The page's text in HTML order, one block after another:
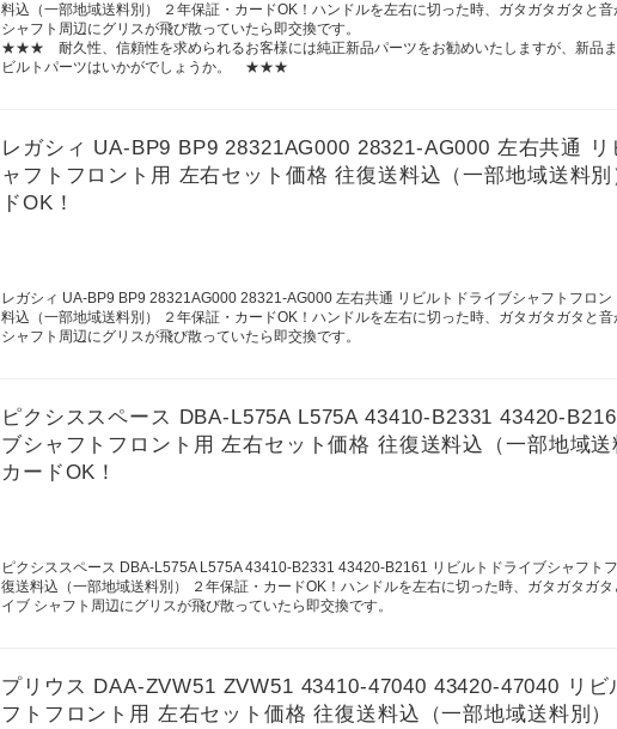
料込（一部地域送料別） ２年保証・カードOK！ハンドルを左右に切った時、ガタガタガタと
シャフト周辺にグリスが飛び散っていたら即交換です。
★★★ 耐久性、信頼性を求められるお客様には純正新品パーツをお勧めいたしますが、新品ま
ビルトパーツはいかがでしょうか。 ★★★
レガシィ UA-BP9 BP9 28321AG000 28321-AG000 左右共通 リ
ャフトフロント用 左右セット価格 往復送料込（一部地域送料
ドOK！
レガシィ UA-BP9 BP9 28321AG000 28321-AG000 左右共通 リビルトドライブシャフトフロン
料込（一部地域送料別） ２年保証・カードOK！ハンドルを左右に切った時、ガタガタガタと
シャフト周辺にグリスが飛び散っていたら即交換です。
ピクシススペース DBA-L575A L575A 43410-B2331 43420-
ブシャフトフロント用 左右セット価格 往復送料込（一部地域送
カードOK！
ピクシススペース DBA-L575A L575A 43410-B2331 43420-B2161 リビルトドライブシャフト
復送料込（一部地域送料別） ２年保証・カードOK！ハンドルを左右に切った時、ガタガタガ
イブ シャフト周辺にグリスが飛び散っていたら即交換です。
プリウス DAA-ZVW51 ZVW51 43410-47040 43420-47040 リビ
フトフロント用 左右セット価格 往復送料込（一部地域送料別